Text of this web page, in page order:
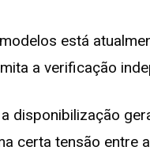
está
a verificação
disponibilização
certa tensão entre